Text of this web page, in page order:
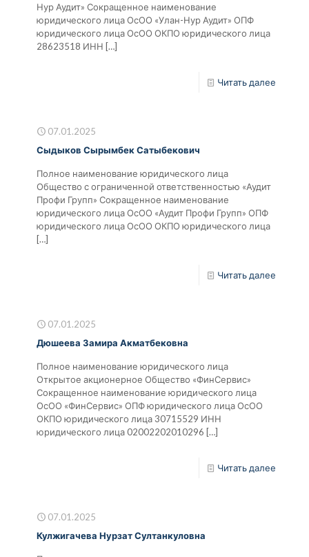
Нур Аудит» Сокращенное наименование
юридического лица ОсОО «Улан-Нур Аудит» ОПФ
юридического лица ОсОО ОКПО юридического лица
28623518 ИНН […]
Читать далее
07.01.2025
Сыдыков Сырымбек Сатыбекович
Полное наименование юридического лица
Общество с ограниченной ответственностью «Аудит
Профи Групп» Сокращенное наименование
юридического лица ОсОО «Аудит Профи Групп» ОПФ
юридического лица ОсОО ОКПО юридического лица
[…]
Читать далее
07.01.2025
Дюшеева Замира Акматбековна
Полное наименование юридического лица
Открытое акционерное Общество «ФинСервис»
Сокращенное наименование юридического лица
ОсОО «ФинСервис» ОПФ юридического лица ОсОО
ОКПО юридического лица 30715529 ИНН
юридического лица 02002202010296 […]
Читать далее
07.01.2025
Кулжигачева Нурзат Султанкуловна